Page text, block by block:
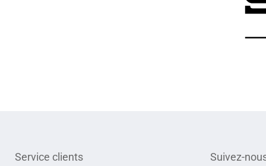
Service clients Suivez-